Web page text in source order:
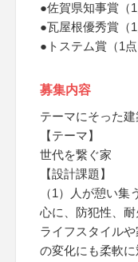
●佐賀県知事賞（1
●瓦屋根優秀賞
●トステム賞（1
募集内容
テーマにそった
【テーマ】
世代を繋ぐ家
【設計課題】
（1）人が憩い
心に、防犯性、
ライフスタイル
の変化にも柔軟